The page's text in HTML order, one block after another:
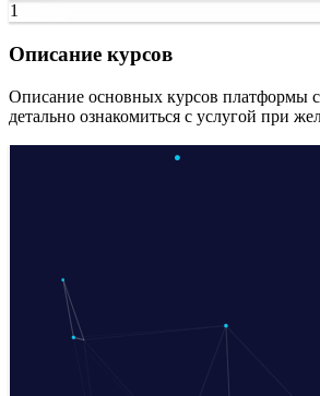
1
Описание курсов
Описание основных курсов платформы
детально ознакомиться с услугой при